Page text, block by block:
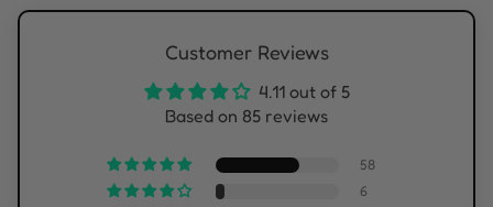
Customer Reviews
4.11 out of 5
Based on 85 reviews
58
6